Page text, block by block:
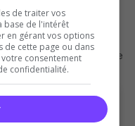
sur notre plateforme
POPULAIRE
de traiter vos
base de l'intérêt
en gérant vos options
de cette page ou dans
consentement
confidentialité.